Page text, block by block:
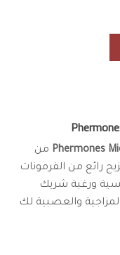
من
رائع من الفرمونات
ورغبة شريك
والعصبية لك